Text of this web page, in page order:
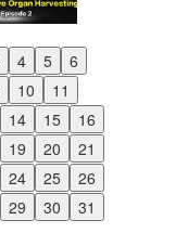
4 5
6
10
11
14 15
16
19 20
21
24 25
26
29 30
31